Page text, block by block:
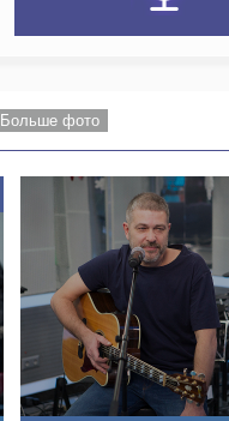
Больше фото